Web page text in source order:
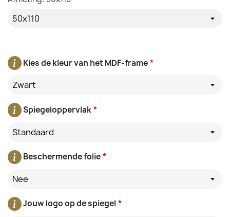
*
Kies de kleur van het MDF-frame
Zwart
*
Spiegeloppervlak
Standaard
*
Beschermende folie
Nee
*
Jouw logo op de spiegel